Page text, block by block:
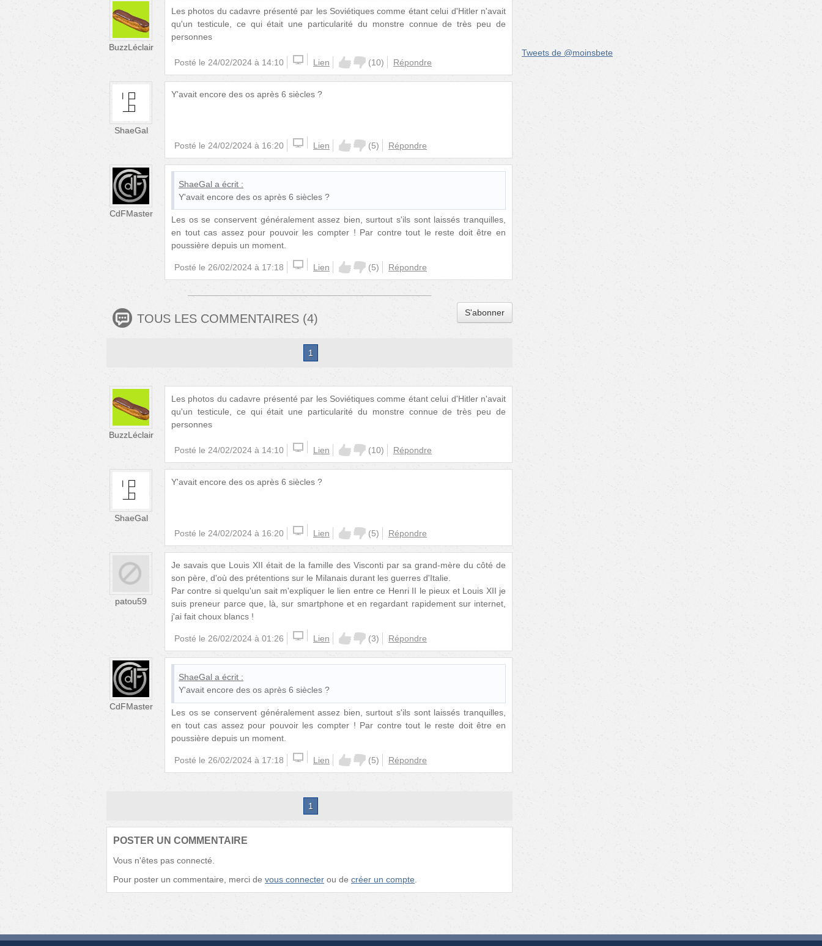
BuzzLéclair
Les photos du cadavre présenté par les Soviétiques comme étant celui d'Hitler n'avait
qu'un testicule, ce qui était une particularité du monstre connue de très peu de
personnes
Posté le 24/02/2024 à 14:10 Lien (10) Répondre
ShaeGal
Y'avait encore des os après 6 siècles ?
Posté le 24/02/2024 à 16:20 Lien (5) Répondre
CdFMaster
ShaeGal a écrit :
Y'avait encore des os après 6 siècles ?
Les os se conservent généralement assez bien, surtout s'ils sont laissés tranquilles,
en tout cas assez pour pouvoir les compter ! Par contre tout le reste doit être en
poussière depuis un moment.
Posté le 26/02/2024 à 17:18 Lien (5) Répondre
TOUS LES COMMENTAIRES (4) S'abonner
1
BuzzLéclair
Les photos du cadavre présenté par les Soviétiques comme étant celui d'Hitler n'avait
qu'un testicule, ce qui était une particularité du monstre connue de très peu de
personnes
Posté le 24/02/2024 à 14:10 Lien (10) Répondre
ShaeGal
Y'avait encore des os après 6 siècles ?
Posté le 24/02/2024 à 16:20 Lien (5) Répondre
patou59
Je savais que Louis XII était de la famille des Visconti par sa grand-mère du côté de
son père, d'où des prétentions sur le Milanais durant les guerres d'Italie.
Par contre si quelqu'un sait m'expliquer le lien entre ce Henri II le pieux et Louis XII je
suis preneur parce que, là, sur smartphone et en regardant rapidement sur internet,
j'ai fait choux blancs !
Posté le 26/02/2024 à 01:26 Lien (3) Répondre
CdFMaster
ShaeGal a écrit :
Y'avait encore des os après 6 siècles ?
Les os se conservent généralement assez bien, surtout s'ils sont laissés tranquilles,
en tout cas assez pour pouvoir les compter ! Par contre tout le reste doit être en
poussière depuis un moment.
Posté le 26/02/2024 à 17:18 Lien (5) Répondre
1
POSTER UN COMMENTAIRE
Vous n'êtes pas connecté.
Pour poster un commentaire, merci de vous connecter ou de créer un compte
Tweets de @moinsbete